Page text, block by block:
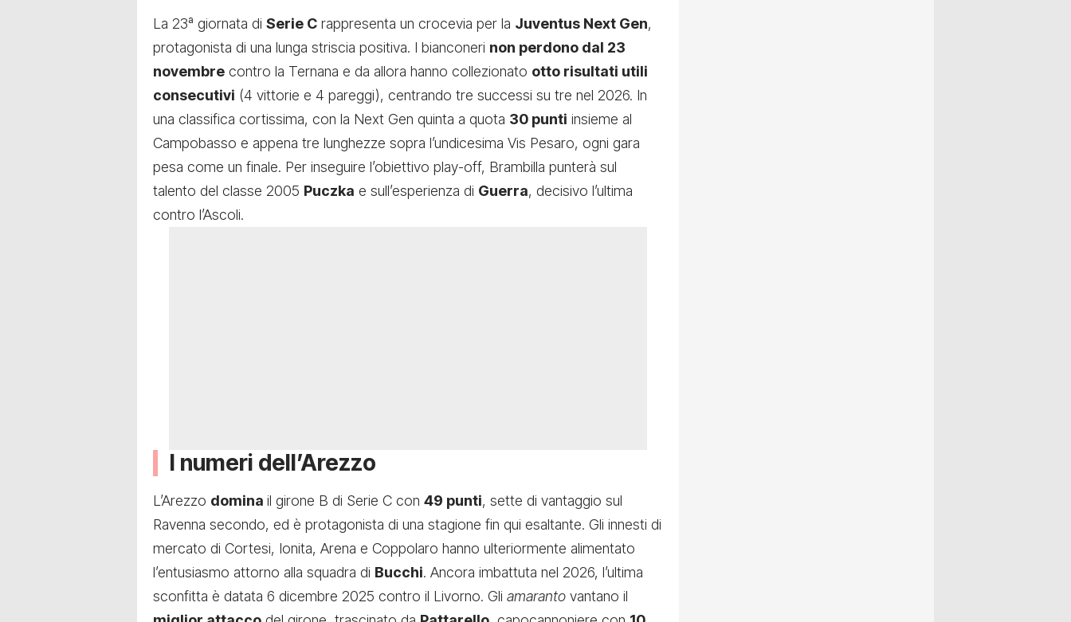
La 23ª giornata di Serie C rappresenta un crocevia per la Juventus Next Gen,
protagonista di una lunga striscia positiva. I bianconeri non perdono dal 23
novembre contro la Ternana e da allora hanno collezionato otto risultati utili
consecutivi (4 vittorie e 4 pareggi), centrando tre successi su tre nel 2026. In
una classifica cortissima, con la Next Gen quinta a quota 30 punti insieme al
Campobasso e appena tre lunghezze sopra l’undicesima Vis Pesaro, ogni gara
pesa come un finale. Per inseguire l’obiettivo play-off, Brambilla punterà sul
talento del classe 2005 Puczka e sull’esperienza di Guerra, decisivo l’ultima
contro l’Ascoli.
I numeri dell’Arezzo
L’Arezzo domina il girone B di Serie C con 49 punti, sette di vantaggio sul
Ravenna secondo, ed è protagonista di una stagione fin qui esaltante. Gli innesti di
mercato di Cortesi, Ionita, Arena e Coppolaro hanno ulteriormente alimentato
l’entusiasmo attorno alla squadra di Bucchi. Ancora imbattuta nel 2026, l’ultima
sconfitta è datata 6 dicembre 2025 contro il Livorno. Gli amaranto vantano il